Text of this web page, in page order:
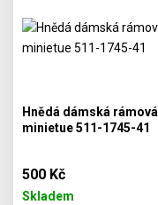
Hnědá dámská rámová
minietue 511-1745-41
500 Kč
Skladem